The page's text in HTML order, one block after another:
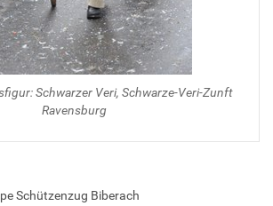
Schwarzer Veri, Schwarze-Veri-Zunft
Ravensburg
Schützenzug Biberach